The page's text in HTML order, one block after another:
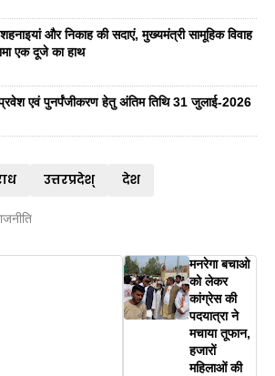
और निकाह की सदाएं, मुख्यमंत्री सामूहिक विवाह
एक दूजे का हाथ
एवं पुनर्पंजीकरण हेतु अंतिम तिथि 31 जुलाई-2026
उत्तरप्रदेश् देश
मनरेगा बचाओ
को लेकर
कांग्रेस की
पदयात्रा ने
मचाया तूफान,
हजारों
महिलाओं की